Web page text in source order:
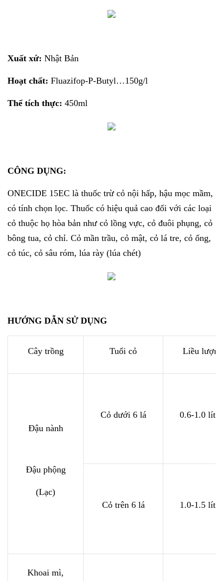
Xuất xứ: Nhật Bản
Hoạt chất: Fluazifop-P-Butyl…150g/l
Thể tích thực: 450ml
CÔNG DỤNG:
ONECIDE 15EC là thuốc trừ cỏ nội hấp, hậu mọc mầm,
có tính chọn lọc. Thuốc có hiệu quả cao đối với các loại
cỏ thuộc họ hòa bản như cỏ lồng vực, cỏ đuôi phụng, cỏ
bông tua, cỏ chỉ. Cỏ mần trầu, cỏ mật, cỏ lá tre, cỏ ống,
cỏ túc, cỏ sâu róm, lúa rày (lúa chét)
HƯỚNG DẪN SỬ DỤNG
Cây trồng Tuổi cỏ Liều lượng
Đậu nành
Đậu phộng
(Lạc)
Cỏ dưới 6 lá 0.6-1.0 lít/
Cỏ trên 6 lá 1.0-1.5 lít/
Khoai mì,